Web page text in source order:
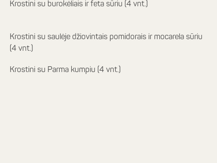
Krostini su burokėliais ir feta sūriu (4 vnt.)
Krostini su saulėje džiovintais pomidorais ir mocarela sūriu
(4 vnt.)
Krostini su Parma kumpiu (4 vnt.)